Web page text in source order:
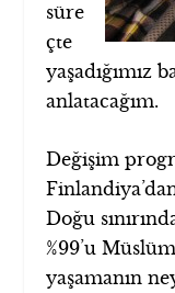
süre
çte
yaşadığımız
anlatacağım.
Değişim
Doğu
%99’u
yaşamanın